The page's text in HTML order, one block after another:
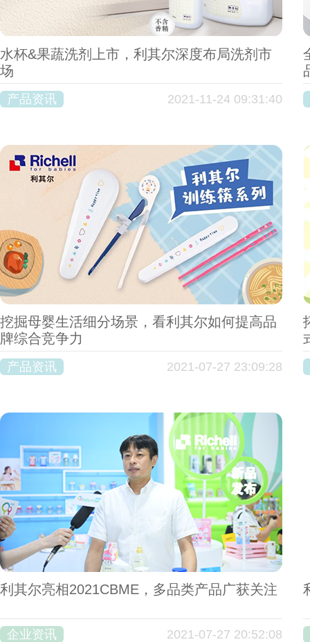
水杯&果蔬洗剂上市，利其尔深度布局洗剂市
场
产品资讯 2021-11-24 09:31:40
挖掘母婴生活细分场景，看利其尔如何提高品
牌综合竞争力
产品资讯 2021-07-27 23:09:28
利其尔亮相2021CBME，多品类产品广获关注
企业资讯 2021-07-27 20:52:08